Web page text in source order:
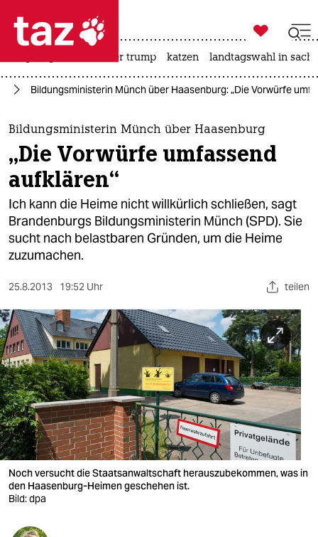
 taz zahl ich
taz zahl ich
themen
politik
öko
gesellschaft
kultur
sport
berlin
nord
wahrheit
verlag
verlag
veranstaltungen
shop
fragen & hilfe

taz zahl ich
usa unter trump katzen landtagswahl in
Bildungsministerin Münch über Haasenburg: „Die Vorwürfe
Bildungsministerin Münch über Haasenburg
„Die Vorwürfe umfassend
aufklären“
Ich kann die Heime nicht willkürlich schließen, sagt
Brandenburgs Bildungsministerin Münch (SPD). Sie
sucht nach belastbaren Gründen, um die Heime
zuzumachen.
25.8.2013 19:52 Uhr teilen
Noch versucht die Staatsanwaltschaft herauszubekommen, was in
den Haasenburg-Heimen geschehen ist.
Bild: dpa